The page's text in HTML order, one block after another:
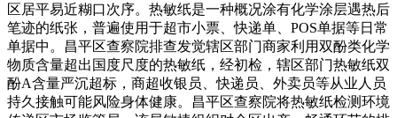
区居平易近糊口次序。热敏纸是一种概况涂有化学涂层遇热后
笔迹的纸张，普遍使用于超市小票、快递单、POS单据等日常
单据中。昌平区查察院排查发觉辖区部门商家利用双酚类化学
物质含量超出国度尺度的热敏纸，经初检，辖区部门热敏纸双
酚A含量严沉超标，商超收银员、快递员、外卖员等从业人员
持久接触可能风险身体健康。昌平区查察院将热敏纸检测环境